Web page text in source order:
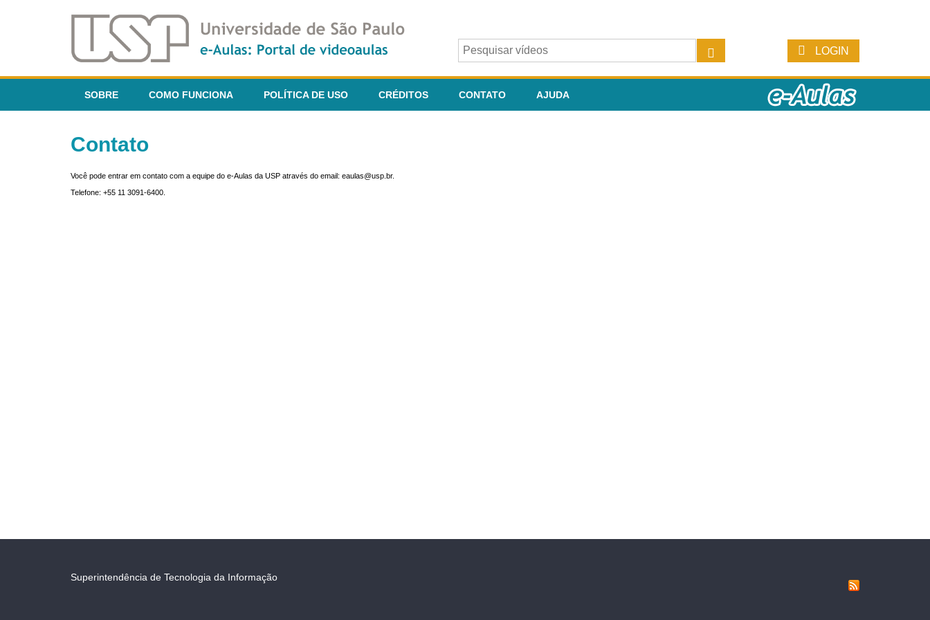
LOGIN
SOBRE COMO FUNCIONA POLÍTICA DE USO CRÉDITOS CONTATO AJUDA
Contato
Você pode entrar em contato com a equipe do e-Aulas da USP através do email: eaulas@usp.br.
Telefone: +55 11 3091-6400.
Superintendência de Tecnologia da Informação